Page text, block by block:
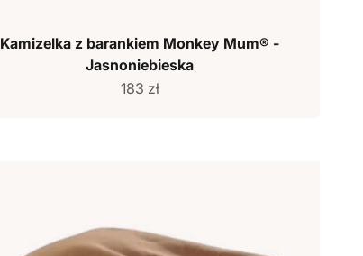
Kamizelka z barankiem Monkey Mum® -
Jasnoniebieska
Cena sprzedaży
183 zł